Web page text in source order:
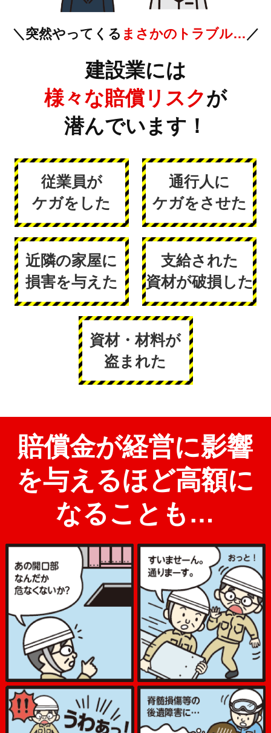
＼突然やってくる まさかのトラブル… ／
建設業には
様々な賠償リスクが
潜んでいます！
従業員が
ケガをした
通行人に
ケガをさせた
近隣の家屋に
損害を与えた
支給された
資材が破損した
資材・材料が
盗まれた
賠償金が経営に影響
を与えるほど高額に
なることも…